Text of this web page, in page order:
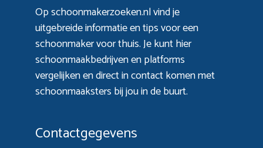
Op schoonmakerzoeken.nl vind je
uitgebreide informatie en tips voor een
schoonmaker voor thuis. Je kunt hier
schoonmaakbedrijven en platforms
vergelijken en direct in contact komen met
schoonmaaksters bij jou in de buurt.
Contactgegevens